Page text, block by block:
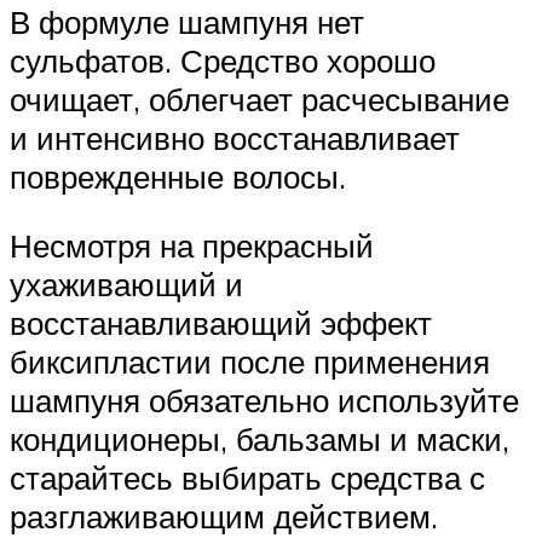
В формуле шампуня нет
сульфатов. Средство хорошо
очищает, облегчает расчесывание
и интенсивно восстанавливает
поврежденные волосы.
Несмотря на прекрасный
ухаживающий и
восстанавливающий эффект
биксипластии после применения
шампуня обязательно используйте
кондиционеры, бальзамы и маски,
старайтесь выбирать средства с
разглаживающим действием.